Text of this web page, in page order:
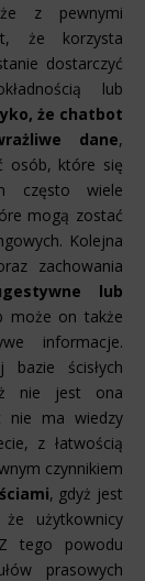
z pewnymi
że korzysta
dostarczyć
lub
że chatbot
dane,
osób, które się
często wiele
mogą zostać
Kolejna
zachowania
lub
może on także
informacje.
ścisłych
nie jest ona
nie ma wiedzy
z łatwością
czynnikiem
, gdyż jest
użytkownicy
tego powodu
prasowych